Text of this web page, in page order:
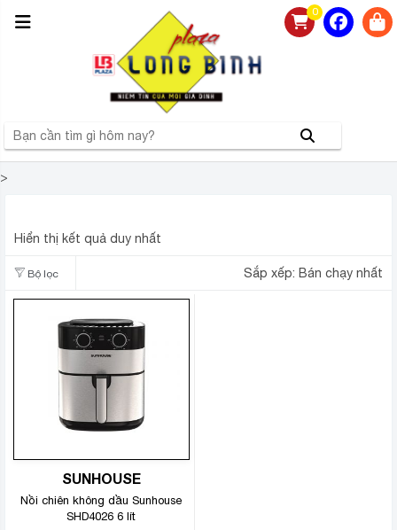
0
>
Hiển thị kết quả duy nhất
Bộ lọc Sắp xếp: Bán chạy nhất
SUNHOUSE
Nồi chiên không dầu Sunhouse
SHD4026 6 lít